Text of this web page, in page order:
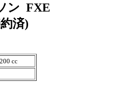
ン FXE
済)
cc